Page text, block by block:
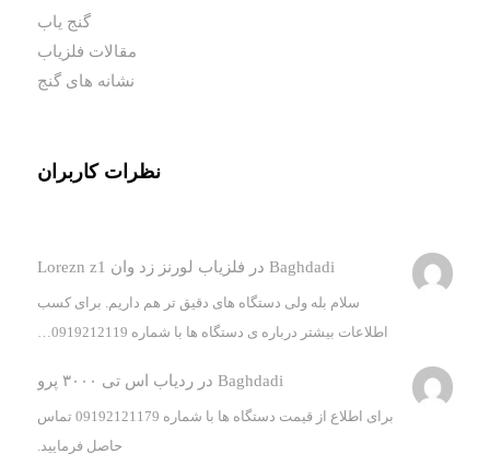
گنج یاب
مقالات فلزیاب
نشانه های گنج
نظرات کاربران
Baghdadi در فلزیاب لورنز زد وان Lorezn z1
سلام بله ولی دستگاه های دقیق تر هم داریم. برای کسب
اطلاعات بیشتر درباره ی دستگاه ها با شماره 0919212119…
Baghdadi درردیاب اس تی ۳۰۰۰ پرو
برای اطلاع از قیمت دستگاه ها با شماره 09192121179 تماس
حاصل فرمایید.